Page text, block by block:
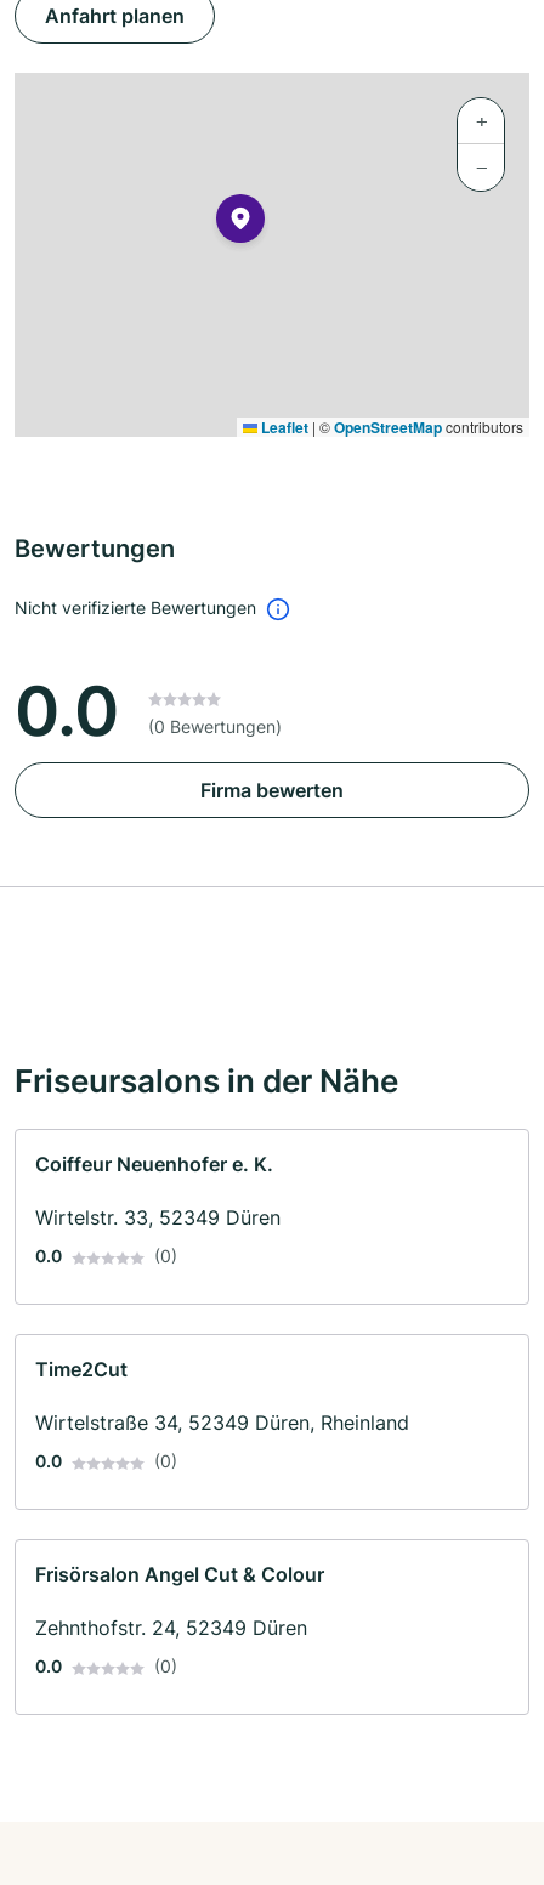
Anfahrt planen
+
−
Leaflet | ©OpenStreetMapcontributors
Bewertungen
Nicht verifizierte Bewertungen
0.0 (0 Bewertungen)
Firma bewerten
Friseursalons in der Nähe
Coiffeur Neuenhofer e. K.
Wirtelstr. 33, 52349 Düren
0.0 (0)
Time2Cut
Wirtelstraße 34, 52349 Düren, Rheinland
0.0 (0)
Frisörsalon Angel Cut & Colour
Zehnthofstr. 24, 52349 Düren
0.0 (0)